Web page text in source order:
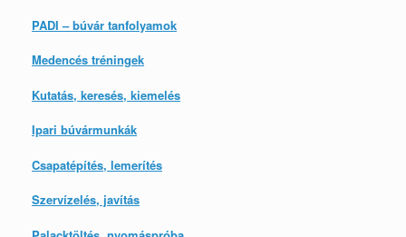
PADI – búvár tanfolyamok
Medencés tréningek
Kutatás, keresés, kiemelés
Ipari búvármunkák
Csapatépítés, lemerítés
Szervízelés, javítás